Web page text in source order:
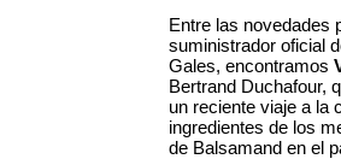
Entre las novedades
suministrador oficial
Gales, encontramos
Bertrand Duchafour,
un reciente viaje a la
ingredientes de los
de Balsamand en el